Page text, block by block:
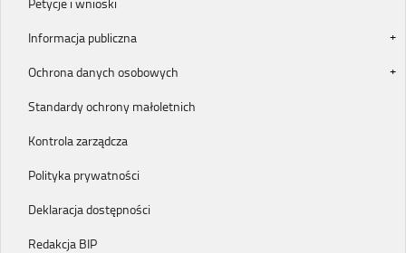
Informacja publiczna
Ochrona danych osobowych
Standardy ochrony małoletnich
Kontrola zarządcza
Polityka prywatności
Deklaracja dostępności
Redakcja BIP